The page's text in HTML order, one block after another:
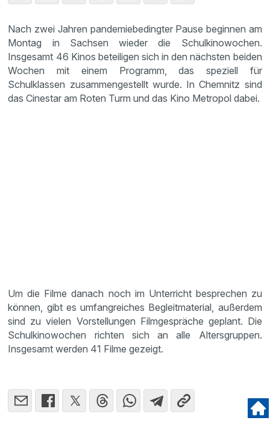
Nach zwei Jahren pandemiebedingter Pause beginnen am
Montag in Sachsen wieder die Schulkinowochen.
Insgesamt 46 Kinos beteiligen sich in den nächsten beiden
Wochen mit einem Programm, das speziell für
Schulklassen zusammengestellt wurde. In Chemnitz sind
das Cinestar am Roten Turm und das Kino Metropol dabei.
Um die Filme danach noch im Unterricht besprechen zu
können, gibt es umfangreiches Begleitmaterial, außerdem
sind zu vielen Vorstellungen Filmgespräche geplant. Die
Schulkinowochen richten sich an alle Altersgruppen.
Insgesamt werden 41 Filme gezeigt.